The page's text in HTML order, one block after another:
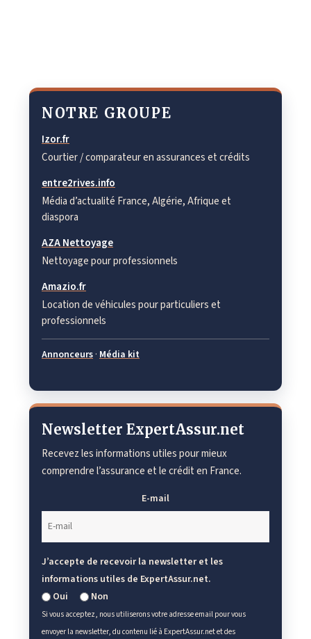
NOTRE GROUPE
Izor.fr
Courtier / comparateur en assurances et crédits
entre2rives.info
Média d’actualité France, Algérie, Afrique et
diaspora
AZA Nettoyage
Nettoyage pour professionnels
Amazio.fr
Location de véhicules pour particuliers et
professionnels
Annonceurs · Média kit
Newsletter ExpertAssur.net
Recevez les informations utiles pour mieux
comprendre l’assurance et le crédit en France.
E-mail
J’accepte de recevoir la newsletter et les
informations utiles de ExpertAssur.net.
Oui
Non
Si vous acceptez, nous utiliserons votre adresse email pour vous
envoyer la newsletter, du contenu lié à ExpertAssur.net et des